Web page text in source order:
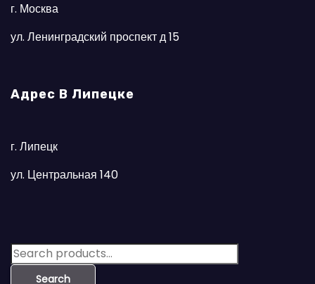
г. Москва
ул. Ленинградский проспект д 15
Адрес В Липецке
г. Липецк
ул. Центральная 140
S
e
Search